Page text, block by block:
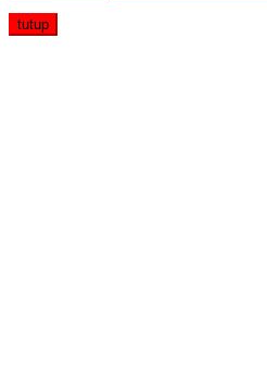
tutup